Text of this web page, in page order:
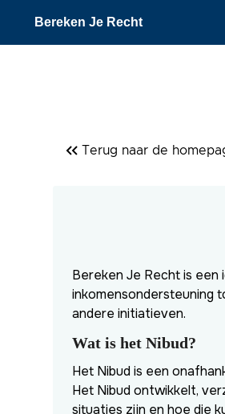
Bereken Je Recht
Terug naar de
Bereken Je Recht is een
inkomensondersteuning
andere initiatieven.
Wat is het Nibud?
Het Nibud is een
Het Nibud ontwikkelt,
situaties zijn en hoe die